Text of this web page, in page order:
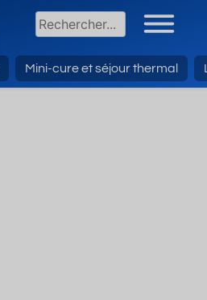
Mini-cure et séjour thermal